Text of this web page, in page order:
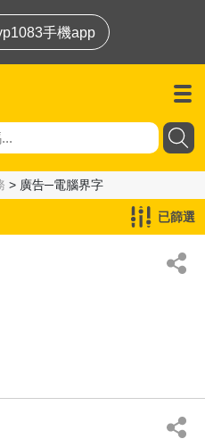
手機app
> 廣告─電腦界字
已篩選